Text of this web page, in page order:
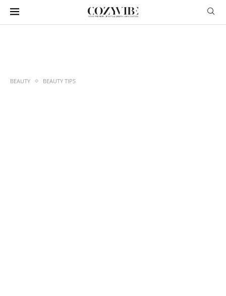
BEAUTY BEAUTY TIPS